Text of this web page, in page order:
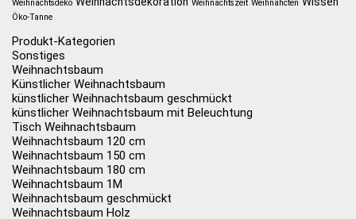
Weihnachtsdeko
Weihnachtszeit Weihnahcten
Öko-Tanne
Produkt-Kategorien
Sonstiges
Weihnachtsbaum
Künstlicher Weihnachtsbaum
künstlicher Weihnachtsbaum geschmückt
künstlicher Weihnachtsbaum mit Beleuchtung
Tisch Weihnachtsbaum
Weihnachtsbaum 120 cm
Weihnachtsbaum 150 cm
Weihnachtsbaum 180 cm
Weihnachtsbaum 1M
Weihnachtsbaum geschmückt
Weihnachtsbaum Holz